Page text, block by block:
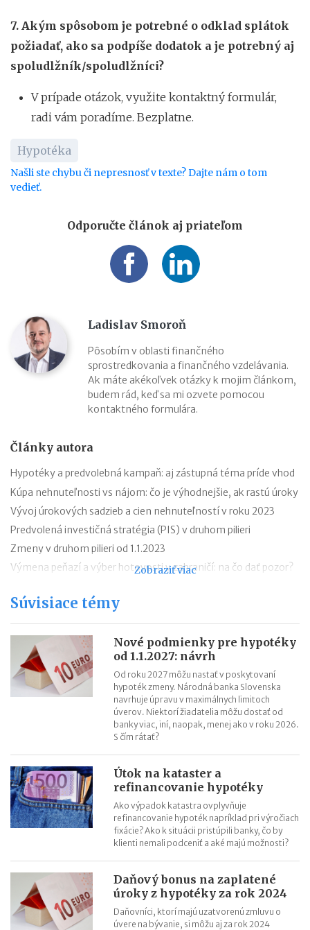
7. Akým spôsobom je potrebné o odklad splátok
požiadať, ako sa podpíše dodatok a je potrebný aj
spoludlžník/spoludlžníci?
V prípade otázok, využite kontaktný formulár,
radi vám poradíme. Bezplatne.
Hypotéka
Našli ste chybu či nepresnosť v texte? Dajte nám o tom
vedieť.
Odporučte článok aj priateľom
Ladislav Smoroň
Pôsobím v oblasti finančného
sprostredkovania a finančného vzdelávania.
Ak máte akékoľvek otázky k mojim článkom,
budem rád, keď sa mi ozvete pomocou
kontaktného formulára.
Články autora
Hypotéky a predvolebná kampaň: aj zástupná téma príde vhod
Kúpa nehnuteľnosti vs nájom: čo je výhodnejšie, ak rastú úroky
Vývoj úrokových sadzieb a cien nehnuteľností v roku 2023
Predvolená investičná stratégia (PIS) v druhom pilieri
Zmeny v druhom pilieri od 1.1.2023
Výmena peňazí a výber hotovosti v zahraničí: na čo dať pozor?
Ako zistím, či mám druhý pilier?
Daňový bonus na zaplatené úroky z hypotéky v roku 2022
Daňový bonus na zaplatené úroky z hypotéky v praxi
Zobraziť viac
Súvisiace témy
Nové podmienky pre hypotéky
od 1.1.2027: návrh
Od roku 2027 môžu nastať v poskytovaní
hypoték zmeny. Národná banka Slovenska
navrhuje úpravu v maximálnych limitoch
úverov. Niektorí žiadatelia môžu dostať od
banky viac, iní, naopak, menej ako v roku 2026.
S čím rátať?
Útok na kataster a
refinancovanie hypotéky
Ako výpadok katastra ovplyvňuje
refinancovanie hypoték napríklad pri výročiach
fixácie? Ako k situácii pristúpili banky, čo by
klienti nemali podceniť a aké majú možnosti?
Daňový bonus na zaplatené
úroky z hypotéky za rok 2024
Daňovníci, ktorí majú uzatvorenú zmluvu o
úvere na bývanie, si môžu aj za rok 2024